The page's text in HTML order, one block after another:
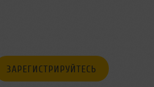
ЗАРЕГИСТРИРУЙТЕСЬ